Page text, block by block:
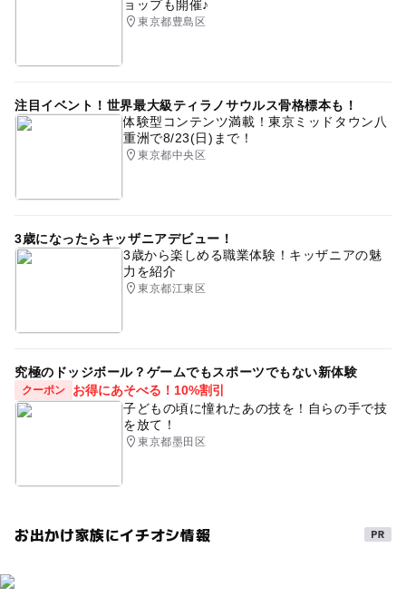
ョップも開催♪
東京都豊島区
注目イベント！世界最大級ティラノサウルス骨格標本も！
体験型コンテンツ満載！東京ミッドタウン八
重洲で8/23(日)まで！
東京都中央区
3歳になったらキッザニアデビュー！
3歳から楽しめる職業体験！キッザニアの魅
力を紹介
東京都江東区
究極のドッジボール？ゲームでもスポーツでもない新体験
クーポン
お得にあそべる！10%割引
子どもの頃に憧れたあの技を！自らの手で技
を放て！
東京都墨田区
お出かけ家族にイチオシ情報